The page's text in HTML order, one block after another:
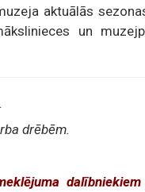
aktuālās
un
drēbēm.
dalībniekiem